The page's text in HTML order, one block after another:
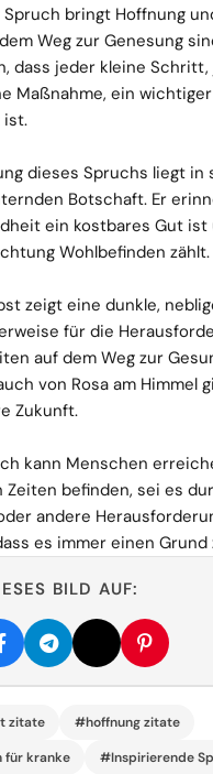
Spruch bringt Hoffnung
Weg zur Genesung
dass jeder kleine Schritt,
Maßnahme, ein
ist.
dieses Spruchs liegt
Botschaft. Er
ein kostbares Gut ist
Wohlbefinden zählt.
zeigt eine dunkle,
für die
auf dem Weg zur
von Rosa am Himmel
Zukunft.
kann Menschen
Zeiten befinden, sei es
andere
es immer einen
BILD AUF:
zitate
#hoffnung zitate
kranke
#Inspirierende